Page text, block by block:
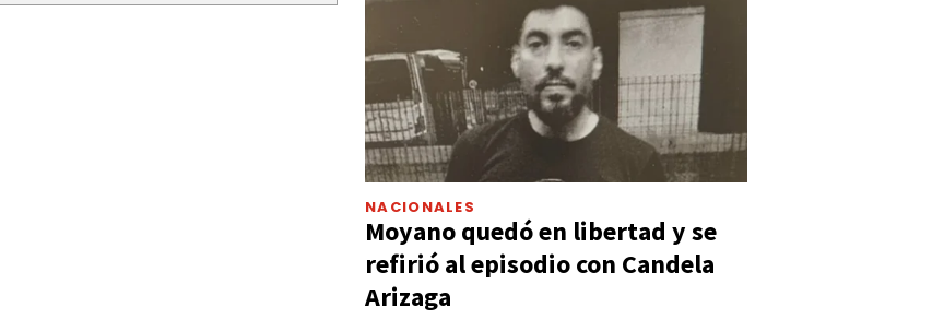
NACIONALES
Moyano quedó en libertad y se
refirió al episodio con Candela
Arizaga